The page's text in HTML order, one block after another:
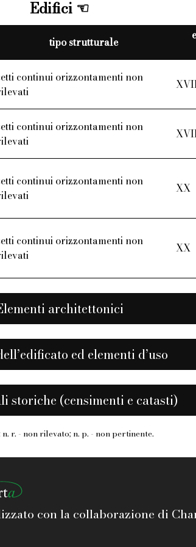
Edifici
tipo strutturale
continui orizzontamenti non
continui orizzontamenti non
continui orizzontamenti non
XX
continui orizzontamenti non
XX
architettonici
ed elementi d’uso
storiche (censimenti e catasti)
n. r. - non rilevato; n. p. - non pertinente.
con la collaborazione di